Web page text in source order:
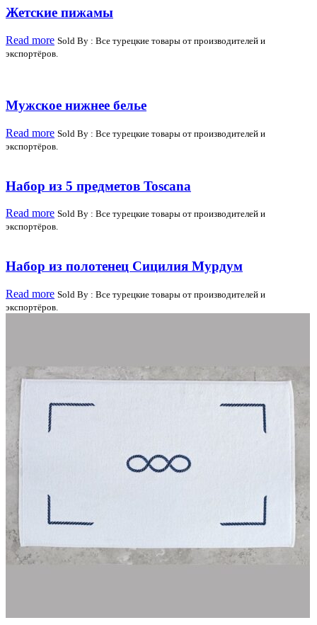
Жетские пижамы
Read more Sold By : Все турецкие товары от производителей и
экспортёров.
Мужское нижнее белье
Read more Sold By : Все турецкие товары от производителей и
экспортёров.
Набор из 5 предметов Toscana
Read more Sold By : Все турецкие товары от производителей и
экспортёров.
Набор из полотенец Сицилия Мурдум
Read more Sold By : Все турецкие товары от производителей и
экспортёров.